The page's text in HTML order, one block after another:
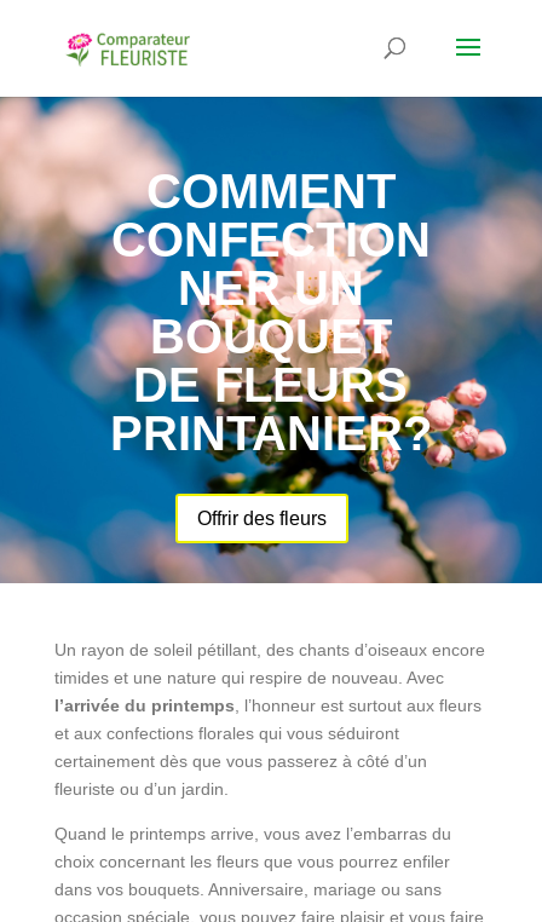
COMMENT
CONFECTION
NER UN
BOUQUET
DE FLEURS
PRINTANIER?
Offrir des fleurs
Un rayon de soleil pétillant, des chants d’oiseaux encore
timides et une nature qui respire de nouveau. Avec
l’arrivée du printemps , l’honneur est surtout aux fleurs
et aux confections florales qui vous séduiront
certainement dès que vous passerez à côté d’un
fleuriste ou d’un jardin.
Quand le printemps arrive, vous avez l’embarras du
choix concernant les fleurs que vous pourrez enfiler
dans vos bouquets. Anniversaire, mariage ou sans
occasion spéciale, vous pouvez faire plaisir et vous faire